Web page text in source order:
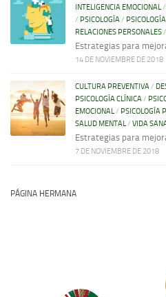
INTELIGENCIA EMOCIONAL/
/ PSICOLOGÍA/
RELACIONES PERSONALES/
Estrategias para
14 DE NOVIEMBRE DE 2018
CULTURA PREVENTIVA/
PSICOLOGÍA CLÍNICA/
EMOCIONAL/ PSICOLOGÍA
SALUD MENTAL/ VIDA
Estrategias para
7 DE NOVIEMBRE DE 2018
PÁGINA HERMANA